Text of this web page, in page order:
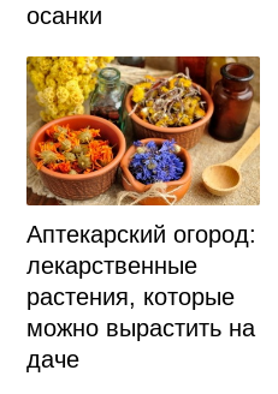
осанки
Аптекарский огород:
лекарственные
растения, которые
можно вырастить на
даче